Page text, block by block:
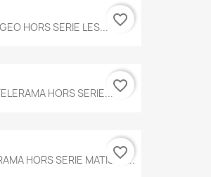
GEO HORS SERIE LES... favorite_border
HORS SERIE...favorite_border
HORS SERIE MATISSE...
favorite_border